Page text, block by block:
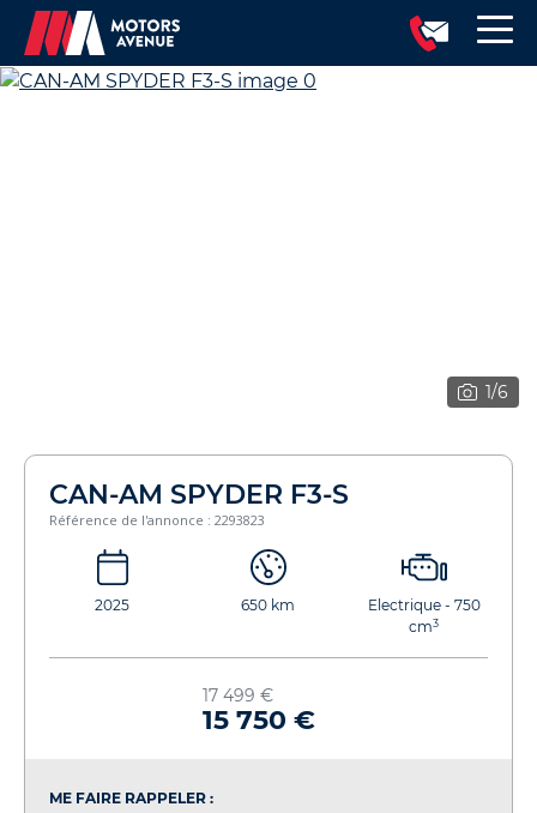
1/6
CAN-AM SPYDER F3-S
Référence de l'annonce : 2293823
2025 650 km
Electrique - 750
cm3
17 499 €
15 750 €
ME FAIRE RAPPELER :